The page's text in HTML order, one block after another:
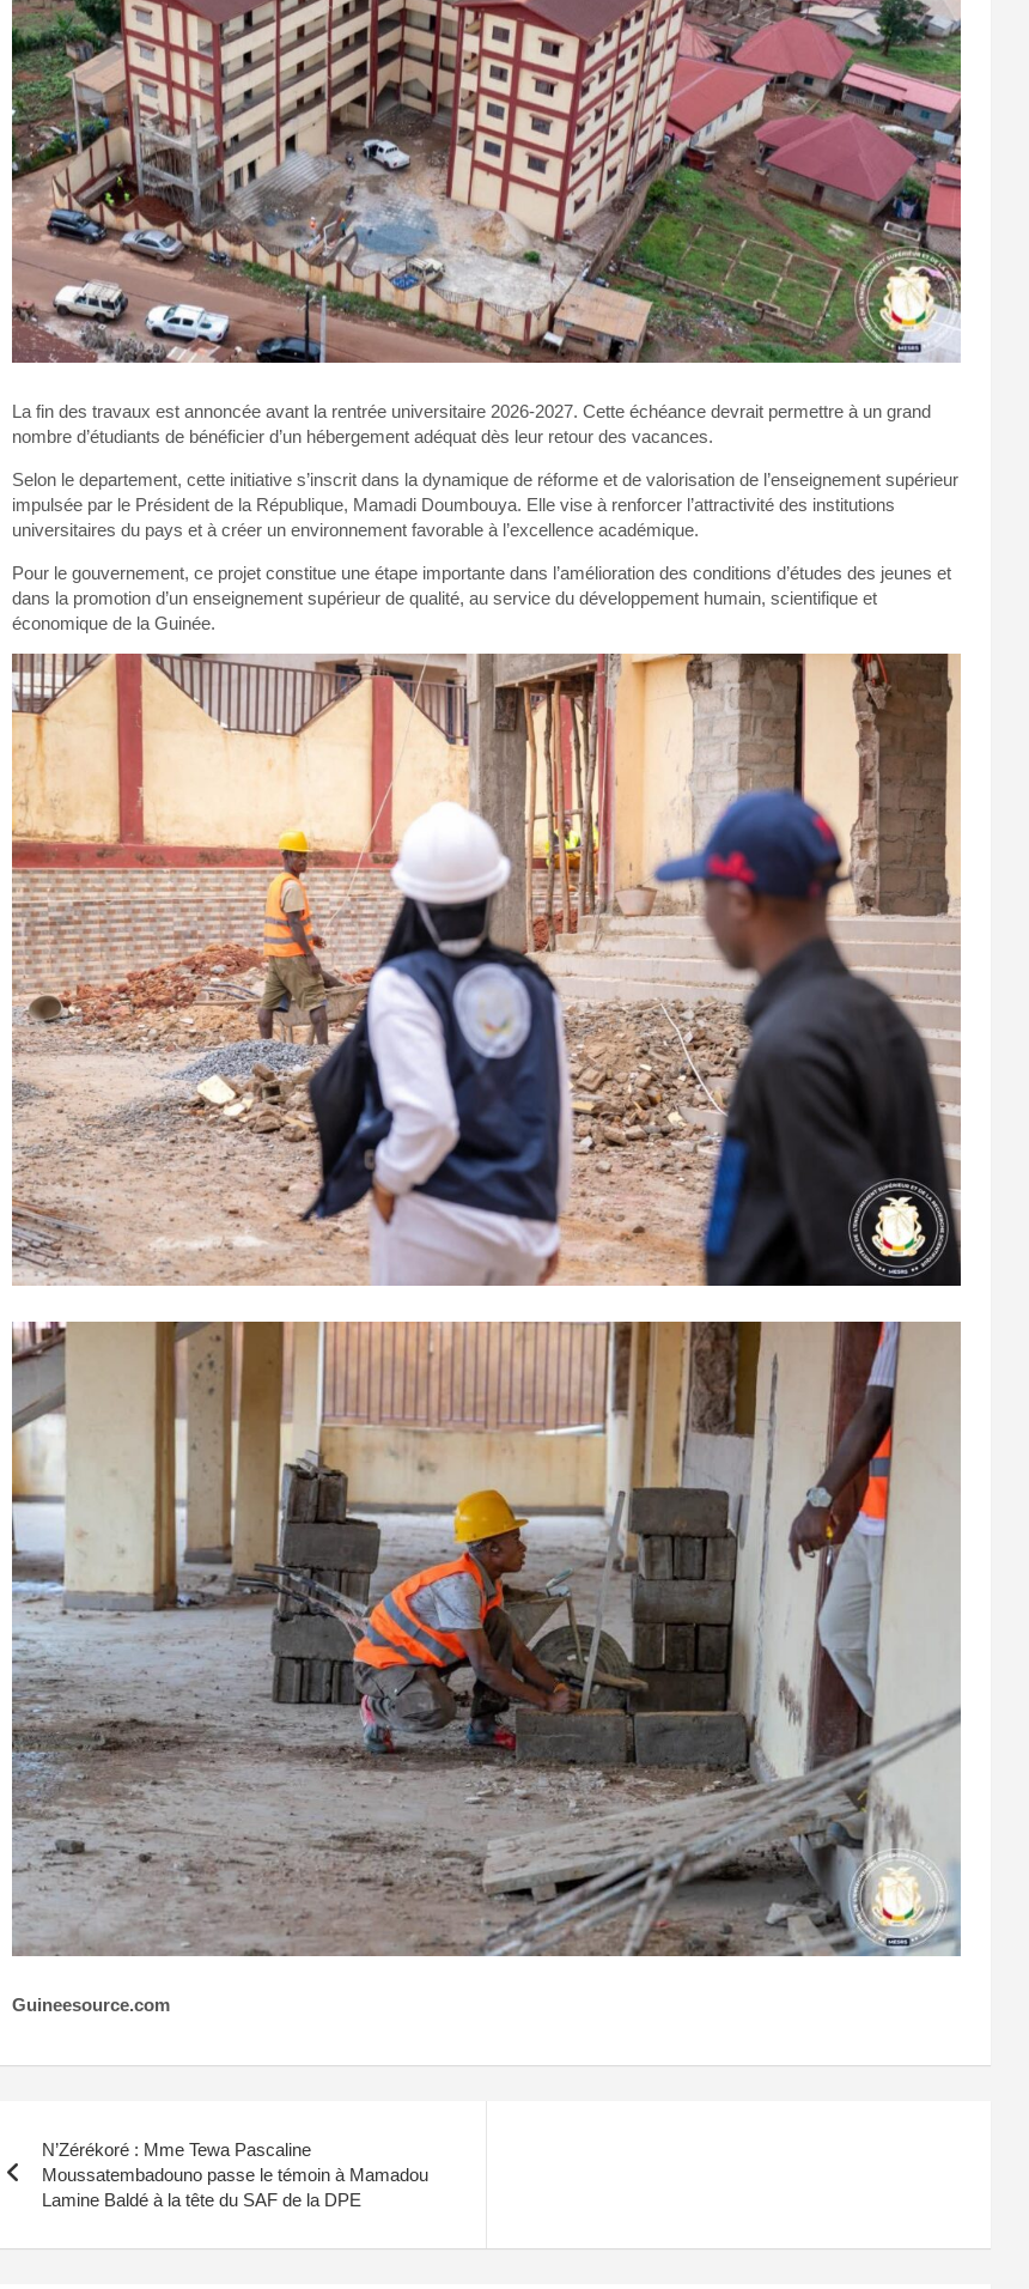
La fin des travaux est annoncée avant la rentrée universitaire 2026-2027. Cette échéance devrait permettre à un grand
nombre d’étudiants de bénéficier d’un hébergement adéquat dès leur retour des vacances.
Selon le departement, cette initiative s’inscrit dans la dynamique de réforme et de valorisation de l’enseignement supérieur
impulsée par le Président de la République, Mamadi Doumbouya. Elle vise à renforcer l’attractivité des institutions
universitaires du pays et à créer un environnement favorable à l’excellence académique.
Pour le gouvernement, ce projet constitue une étape importante dans l’amélioration des conditions d’études des jeunes et
dans la promotion d’un enseignement supérieur de qualité, au service du développement humain, scientifique et
économique de la Guinée.
Guineesource.com
de
l’article
N’Zérékoré : Mme Tewa Pascaline
Moussatembadouno passe le témoin à Mamadou
Lamine Baldé à la tête du SAF de la DPE